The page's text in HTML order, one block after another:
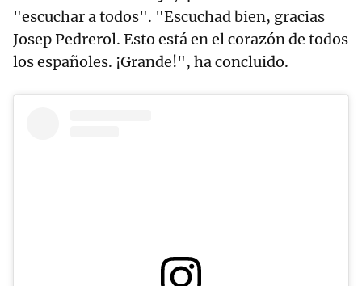
"escuchar a todos". "Escuchad bien, gracias
Josep Pedrerol. Esto está en el corazón de todos
los españoles. ¡Grande!", ha concluido.